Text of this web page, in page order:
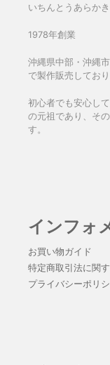
いちんとうあらか
1978年創業
沖縄県中部・沖縄
で製作販売しており
初心者でも安心し
の元祖であり、そ
す。
インフォ
お買い物ガイド
特定商取引法に関
プライバシーポリ